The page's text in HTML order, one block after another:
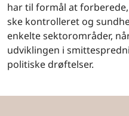
har til formål at
ske kontrolleret og
enkelte sektorområder,
udviklingen i
politiske drøftelser.